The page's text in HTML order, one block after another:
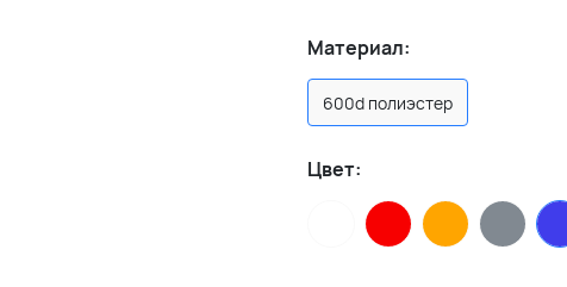
Материал:
600d полиэстер
Цвет: